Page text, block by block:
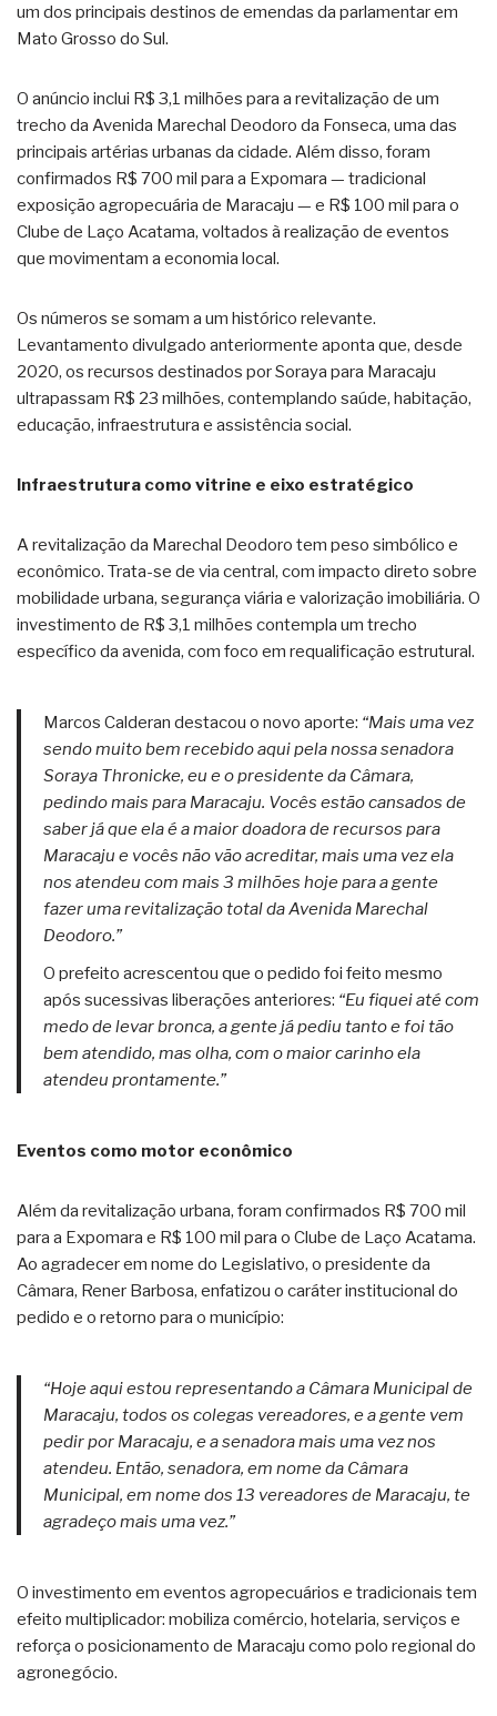
um dos principais destinos de emendas da parlamentar em
Mato Grosso do Sul.
O anúncio inclui R$ 3,1 milhões para a revitalização de um
trecho da Avenida Marechal Deodoro da Fonseca, uma das
principais artérias urbanas da cidade. Além disso, foram
confirmados R$ 700 mil para a Expomara — tradicional
exposição agropecuária de Maracaju — e R$ 100 mil para o
Clube de Laço Acatama, voltados à realização de eventos
que movimentam a economia local.
Os números se somam a um histórico relevante.
Levantamento divulgado anteriormente aponta que, desde
2020, os recursos destinados por Soraya para Maracaju
ultrapassam R$ 23 milhões, contemplando saúde, habitação,
educação, infraestrutura e assistência social.
Infraestrutura como vitrine e eixo estratégico
A revitalização da Marechal Deodoro tem peso simbólico e
econômico. Trata-se de via central, com impacto direto sobre
mobilidade urbana, segurança viária e valorização imobiliária. O
investimento de R$ 3,1 milhões contempla um trecho
específico da avenida, com foco em requalificação estrutural.
Marcos Calderan destacou o novo aporte: “Mais uma vez
sendo muito bem recebido aqui pela nossa senadora
Soraya Thronicke, eu e o presidente da Câmara,
pedindo mais para Maracaju. Vocês estão cansados de
saber já que ela é a maior doadora de recursos para
Maracaju e vocês não vão acreditar, mais uma vez ela
nos atendeu com mais 3 milhões hoje para a gente
fazer uma revitalização total da Avenida Marechal
Deodoro.”
O prefeito acrescentou que o pedido foi feito mesmo
após sucessivas liberações anteriores: “Eu fiquei até com
medo de levar bronca, a gente já pediu tanto e foi tão
bem atendido, mas olha, com o maior carinho ela
atendeu prontamente.”
Eventos como motor econômico
Além da revitalização urbana, foram confirmados R$ 700 mil
para a Expomara e R$ 100 mil para o Clube de Laço Acatama.
Ao agradecer em nome do Legislativo, o presidente da
Câmara, Rener Barbosa, enfatizou o caráter institucional do
pedido e o retorno para o município:
“Hoje aqui estou representando a Câmara Municipal de
Maracaju, todos os colegas vereadores, e a gente vem
pedir por Maracaju, e a senadora mais uma vez nos
atendeu. Então, senadora, em nome da Câmara
Municipal, em nome dos 13 vereadores de Maracaju, te
agradeço mais uma vez.”
O investimento em eventos agropecuários e tradicionais tem
efeito multiplicador: mobiliza comércio, hotelaria, serviços e
reforça o posicionamento de Maracaju como polo regional do
agronegócio.